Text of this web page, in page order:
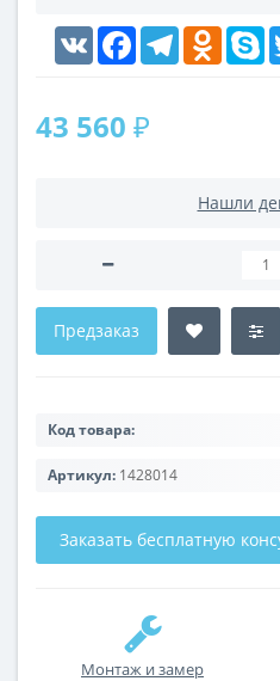
VK FacebookTelegram
43 560 ₽
Нашли
Предзаказ
Код товара:
Артикул: 1428014
Заказать бесплатную
Монтаж и замер